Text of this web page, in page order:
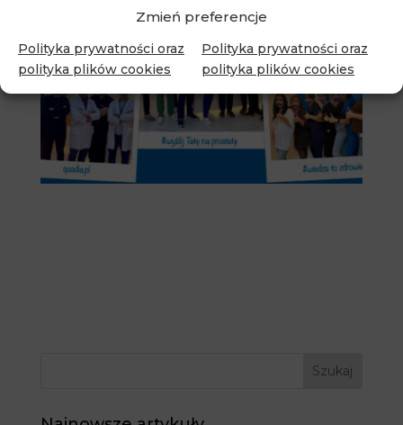
Zmień preferencje
Polityka prywatności oraz
polityka plików cookies
Polityka prywatności oraz
polityka plików cookies